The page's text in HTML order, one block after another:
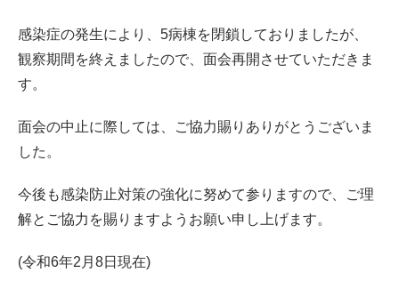
感染症の発生により、5病棟を閉鎖しておりましたが、
観察期間を終えましたので、面会再開させていただきま
す。
面会の中止に際しては、ご協力賜りありがとうございま
した。
今後も感染防止対策の強化に努めて参りますので、ご理
解とご協力を賜りますようお願い申し上げます。
(令和6年2月8日現在)